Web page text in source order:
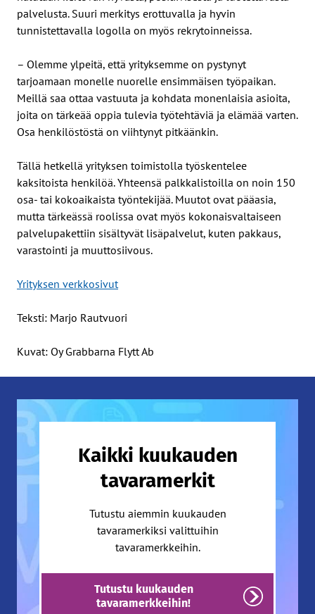
palvelusta. Suuri merkitys erottuvalla ja hyvin
tunnistettavalla logolla on myös rekrytoinneissa.
– Olemme ylpeitä, että yrityksemme on pystynyt
tarjoamaan monelle nuorelle ensimmäisen työpaikan.
Meillä saa ottaa vastuuta ja kohdata monenlaisia asioita,
joita on tärkeää oppia tulevia työtehtäviä ja elämää varten.
Osa henkilöstöstä on viihtynyt pitkäänkin.
Tällä hetkellä yrityksen toimistolla työskentelee
kaksitoista henkilöä. Yhteensä palkkalistoilla on noin 150
osa- tai kokoaikaista työntekijää. Muutot ovat pääasia,
mutta tärkeässä roolissa ovat myös kokonaisvaltaiseen
palvelupakettiin sisältyvät lisäpalvelut, kuten pakkaus,
varastointi ja muuttosiivous.
Yrityksen verkkosivut
Teksti: Marjo Rautvuori
Kuvat: Oy Grabbarna Flytt Ab
Kaikki kuukauden
tavaramerkit
Tutustu aiemmin kuukauden
tavaramerkiksi valittuihin
tavaramerkkeihin.
Tutustu kuukauden
tavaramerkkeihin!